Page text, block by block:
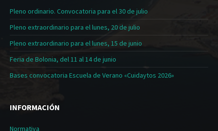
Pleno ordinario. Convocatoria para el 30 de julio
Pleno extraordinario para el lunes, 20 de julio
Pleno extraordinario para el lunes, 15 de junio
Feria de Bolonia, del 11 al 14 de junio
Bases convocatoria Escuela de Verano «Cuidaytos 2026»
INFORMACIÓN
Normativa